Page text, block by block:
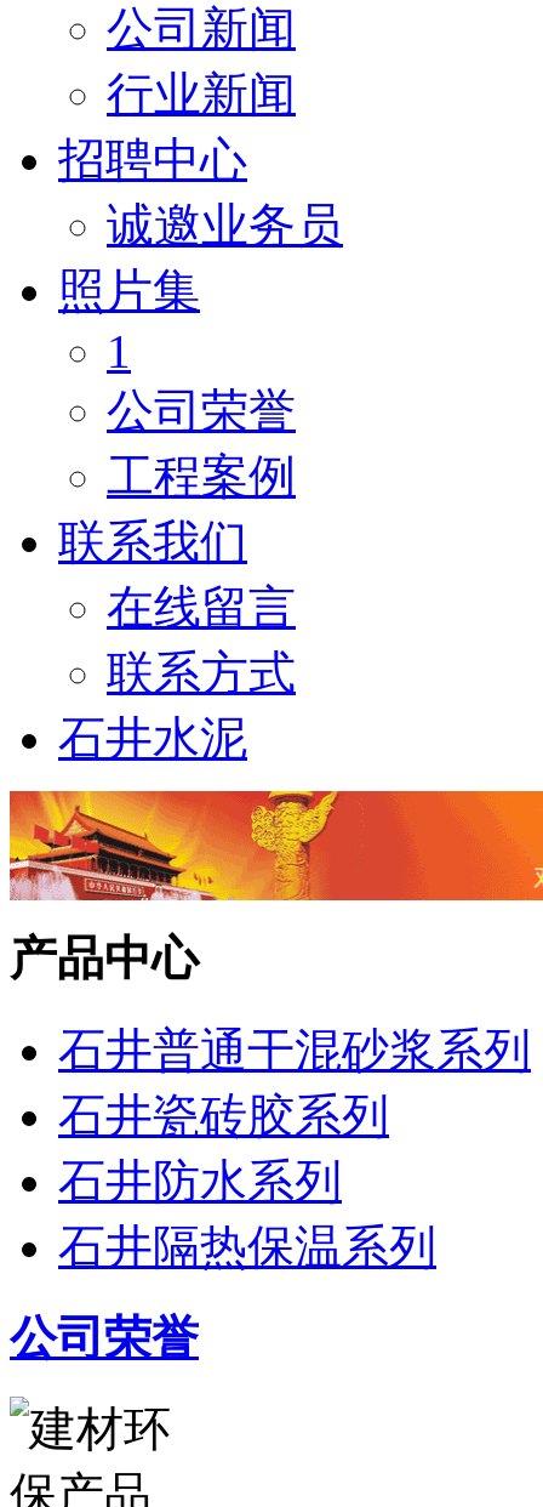
公司新闻
行业新闻
招聘中心
诚邀业务员
照片集
1
公司荣誉
工程案例
联系我们
在线留言
联系方式
石井水泥
产品中心
石井普通干混砂浆系列
石井瓷砖胶系列
石井防水系列
石井隔热保温系列
公司荣誉